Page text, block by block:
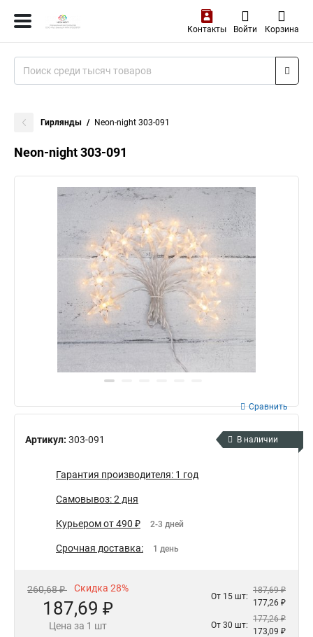
Контакты Войти Корзина
Гирлянды Neon-night 303-091
Neon-night 303-091
Артикул: 303-091
Сравнить
В наличии
Гарантия производителя: 1 год
Самовывоз: 2 дня
Курьером от 490 ₽ 2-3 дней
Срочная доставка: 1 день
260,68 ₽ Скидка 28%
187,69 ₽
Цена за 1 шт
От 15 шт:
187,69 ₽
177,26 ₽
От 30 шт:
177,26 ₽
173,09 ₽